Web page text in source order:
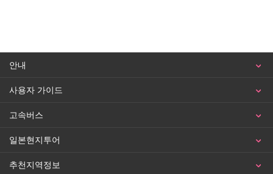
안내
사용자 가이드
고속버스
일본현지투어
추천지역정보